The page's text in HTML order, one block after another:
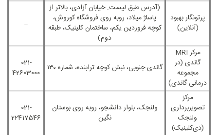
پرتونگار بهبود
(آنلاین)
(آدرس طبق لیست: خیابان آزادی، بالاتر از
پاساژ میلاد، روبه ‌روی فروشگاه کوروش،
کوچه فروردین یکم، ساختمان کلینیک، طبقه
دوم)
_
مرکز MRI
گاندی (در
مجموعه
درمانی گاندی)
گاندی جنوبی، نبش کوچه ترابنده، شماره ۱۳۰
021-
42603000
مرکز
تصویربرداری
ولنجک
(دی‌کلینیک)
ولنجک، بلوار دانشجو، روبه‌ روی بوستان
نگین
021-
22417546